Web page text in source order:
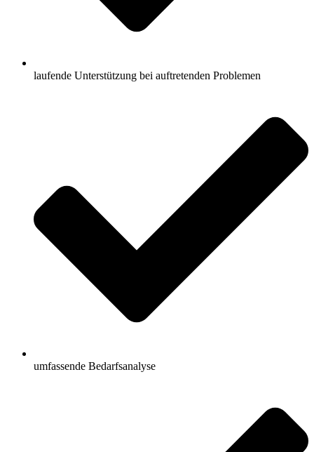
laufende Unterstützung bei auftretenden Problemen
umfassende Bedarfsanalyse